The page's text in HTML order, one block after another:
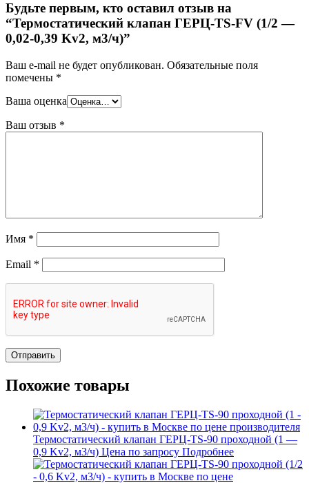
Будьте первым, кто оставил отзыв на
“Термостатический клапан ГЕРЦ-TS-FV (1/2 —
0,02-0,39 Kv2, м3/ч)”
Ваш e-mail не будет опубликован. Обязательные поля
помечены *
Ваша оценка
Ваш отзыв *
Имя *
Email *
Похожие товары
Термостатический клапан ГЕРЦ-TS-90 проходной (1 —
0,9 Kv2, м3/ч) Цена по запросу Подробнее